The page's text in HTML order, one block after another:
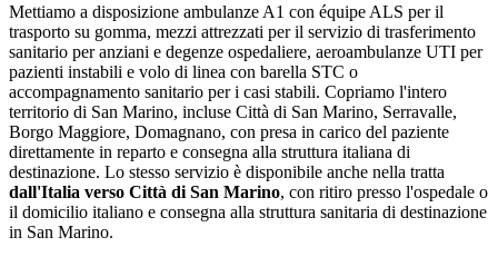
Mettiamo a disposizione ambulanze A1 con équipe ALS per il
trasporto su gomma, mezzi attrezzati per il servizio di trasferimento
sanitario per anziani e degenze ospedaliere, aeroambulanze UTI per
pazienti instabili e volo di linea con barella STC o
accompagnamento sanitario per i casi stabili. Copriamo l'intero
territorio di San Marino, incluse Città di San Marino, Serravalle,
Borgo Maggiore, Domagnano, con presa in carico del paziente
direttamente in reparto e consegna alla struttura italiana di
destinazione. Lo stesso servizio è disponibile anche nella tratta
dall'Italia verso Città di San Marino, con ritiro presso l'ospedale o
il domicilio italiano e consegna alla struttura sanitaria di destinazione
in San Marino.